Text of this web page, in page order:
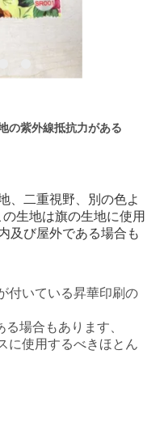
の紫外線抵抗力がある
、二重視野、別の色よ
生地は旗の生地に使用
及び屋外である場合も
付いている昇華印刷の
場合もあります、
に使用するべきほとん